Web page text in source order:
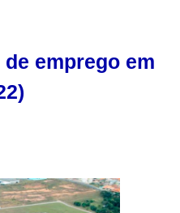
emprego em